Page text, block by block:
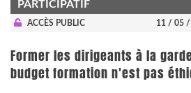
PARTICIPATIF
ACCÈS PUBLIC 11 / 05 /
Former les dirigeants à la
budget formation n'est pas